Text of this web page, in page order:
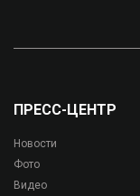
ПРЕСС-ЦЕНТР
Новости
Фото
Видео